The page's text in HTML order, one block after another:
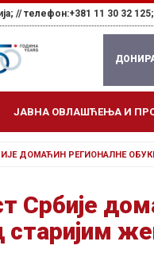
// телефон:+381 11 30 32
ЈАВНА ОВЛАШЋЕЊА И
ДОМАЋИН РЕГИОНАЛНЕ
Србије
старијим